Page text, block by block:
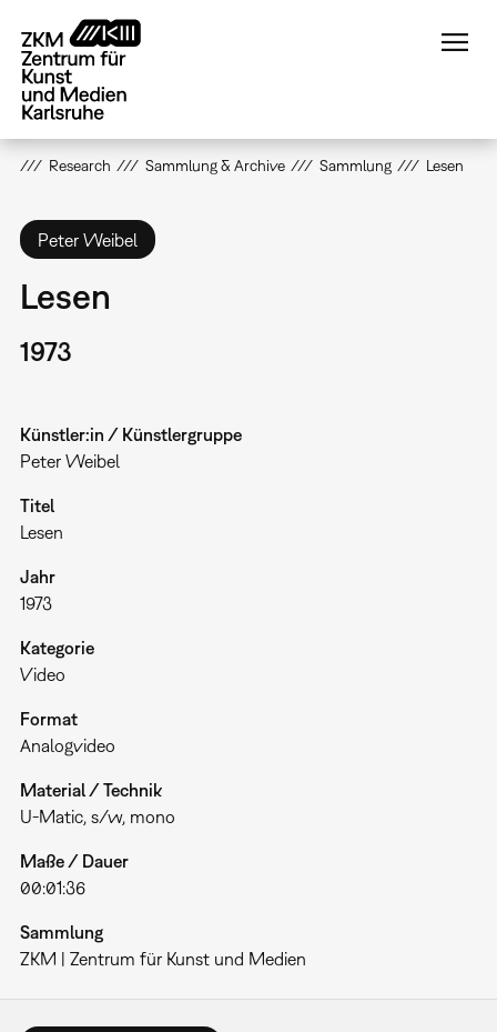
zum
Inhalt
Research Sammlung & Archive Sammlung Lesen
Peter Weibel
Lesen
1973
Künstler:in / Künstlergruppe
Peter Weibel
Titel
Lesen
Jahr
1973
Kategorie
Video
Format
Analogvideo
Material / Technik
U-Matic, s/w, mono
Maße / Dauer
00:01:36
Sammlung
ZKM | Zentrum für Kunst und Medien